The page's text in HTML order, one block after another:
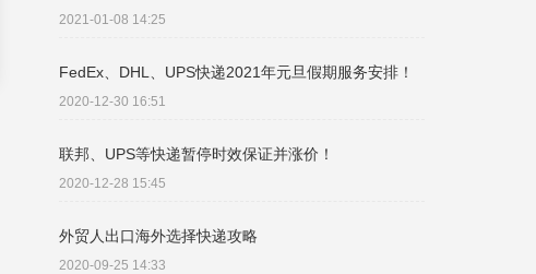
2021-01-08 14:25
FedEx、DHL、UPS快递2021年元旦假期服务安排！
2020-12-30 16:51
联邦、UPS等快递暂停时效保证并涨价！
2020-12-28 15:45
外贸人出口海外选择快递攻略
2020-09-25 14:33